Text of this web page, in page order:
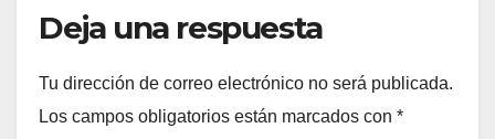
Deja una respuesta
Tu dirección de correo electrónico no será publicada.
Los campos obligatorios están marcados con *